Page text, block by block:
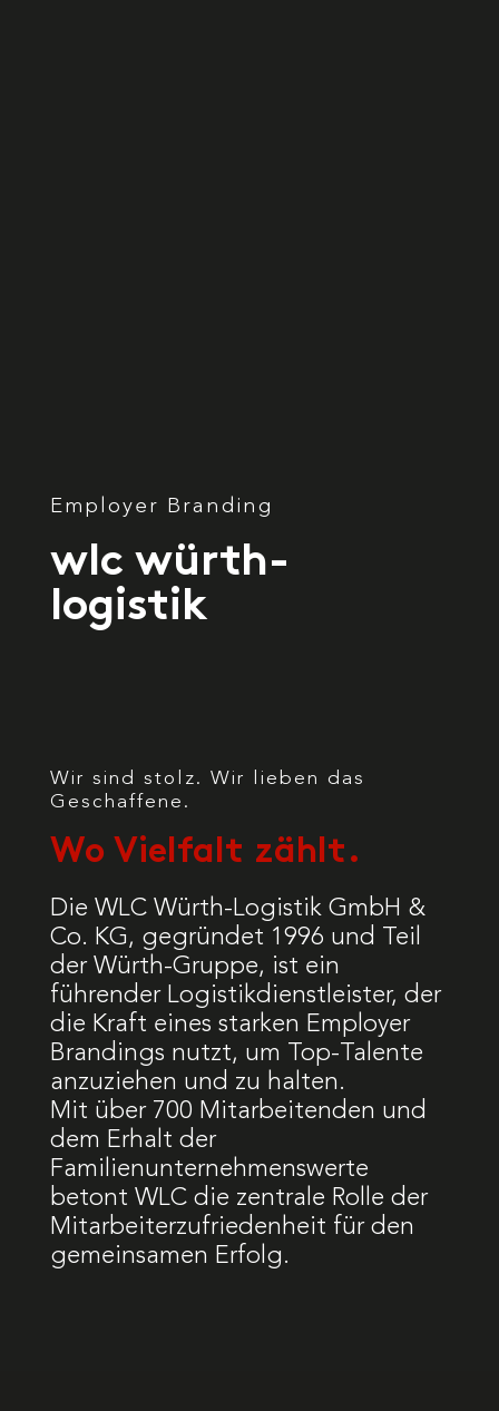
Employer Branding
wlc würth-
logistik
Wir sind stolz. Wir lieben das
Geschaffene.
Wo Vielfalt zählt.
Die WLC Würth-Logistik GmbH &
Co. KG, gegründet 1996 und Teil
der Würth-Gruppe, ist ein
führender Logistikdienstleister, der
die Kraft eines starken Employer
Brandings nutzt, um Top-Talente
anzuziehen und zu halten.
Mit über 700 Mitarbeitenden und
dem Erhalt der
Familienunternehmenswerte
betont WLC die zentrale Rolle der
Mitarbeiterzufriedenheit für den
gemeinsamen Erfolg.